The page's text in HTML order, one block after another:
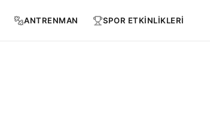
ANTRENMAN SPOR ETKİNLİKLERİ